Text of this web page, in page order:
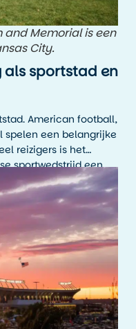
and Memorial is een
City.
als sportstad en
American football,
spelen een belangrijke
reizigers is het
sportwedstrijd een
je de sport zelf niet